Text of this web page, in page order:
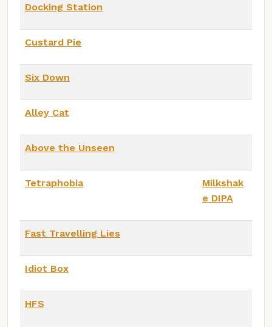
Docking Station
Custard Pie
Six Down
Alley Cat
Above the Unseen
Tetraphobia
Milkshak
e DIPA
Fast Travelling Lies
Idiot Box
HFS